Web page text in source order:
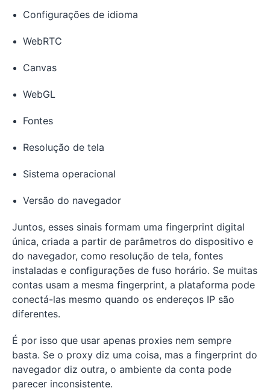
Configurações de idioma
WebRTC
Canvas
WebGL
Fontes
Resolução de tela
Sistema operacional
Versão do navegador
Juntos, esses sinais formam uma fingerprint digital
única, criada a partir de parâmetros do dispositivo e
do navegador, como resolução de tela, fontes
instaladas e configurações de fuso horário. Se muitas
contas usam a mesma fingerprint, a plataforma pode
conectá-las mesmo quando os endereços IP são
diferentes.
É por isso que usar apenas proxies nem sempre
basta. Se o proxy diz uma coisa, mas a fingerprint do
navegador diz outra, o ambiente da conta pode
parecer inconsistente.